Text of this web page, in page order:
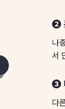
❷
나
서
❸
다